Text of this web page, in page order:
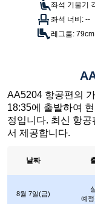
좌석 기울기
좌석 너비: --
레그룸: 79cm
AA5204 항공편의
18:35에 출발하여
정입니다. 최신 항
서 제공합니다.
날짜
8월 7일(금)
예